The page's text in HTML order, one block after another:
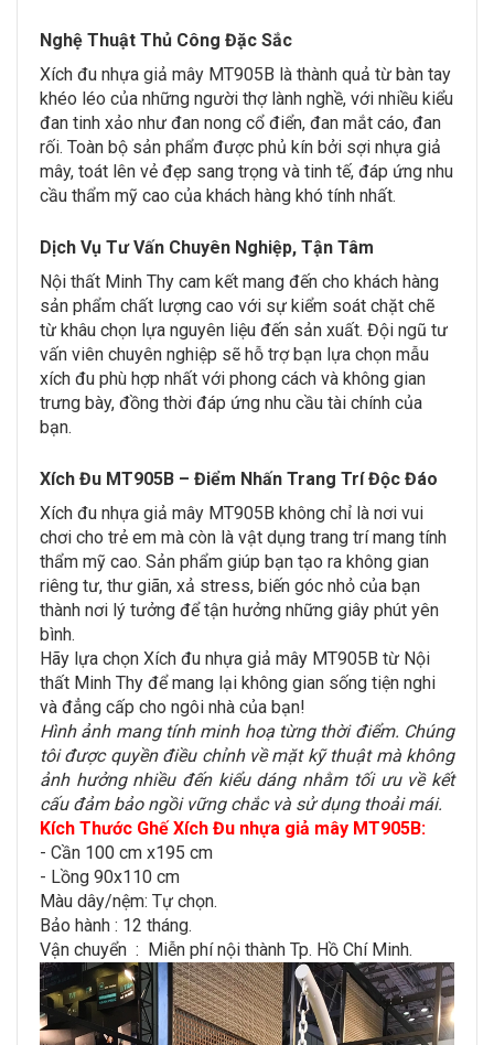
Nghệ Thuật Thủ Công Đặc Sắc
Xích đu nhựa giả mây MT905B là thành quả từ bàn tay
khéo léo của những người thợ lành nghề, với nhiều kiểu
đan tinh xảo như đan nong cổ điển, đan mắt cáo, đan
rối. Toàn bộ sản phẩm được phủ kín bởi sợi nhựa giả
mây, toát lên vẻ đẹp sang trọng và tinh tế, đáp ứng nhu
cầu thẩm mỹ cao của khách hàng khó tính nhất.
Dịch Vụ Tư Vấn Chuyên Nghiệp, Tận Tâm
Nội thất Minh Thy cam kết mang đến cho khách hàng
sản phẩm chất lượng cao với sự kiểm soát chặt chẽ
từ khâu chọn lựa nguyên liệu đến sản xuất. Đội ngũ tư
vấn viên chuyên nghiệp sẽ hỗ trợ bạn lựa chọn mẫu
xích đu phù hợp nhất với phong cách và không gian
trưng bày, đồng thời đáp ứng nhu cầu tài chính của
bạn.
Xích Đu MT905B – Điểm Nhấn Trang Trí Độc Đáo
Xích đu nhựa giả mây MT905B không chỉ là nơi vui
chơi cho trẻ em mà còn là vật dụng trang trí mang tính
thẩm mỹ cao. Sản phẩm giúp bạn tạo ra không gian
riêng tư, thư giãn, xả stress, biến góc nhỏ của bạn
thành nơi lý tưởng để tận hưởng những giây phút yên
bình.
Hãy lựa chọn Xích đu nhựa giả mây MT905B từ Nội
thất Minh Thy để mang lại không gian sống tiện nghi
và đẳng cấp cho ngôi nhà của bạn!
Hình ảnh mang tính minh hoạ từng thời điểm. Chúng
tôi được quyền điều chỉnh về mặt kỹ thuật mà không
ảnh hưởng nhiều đến kiểu dáng nhằm tối ưu về kết
cấu đảm bảo ngồi vững chắc và sử dụng thoải mái.
Kích Thước Ghế Xích Đu nhựa giả mây MT905B:
- Cần 100 cm x195 cm
- Lồng 90x110 cm
Màu dây/nệm: Tự chọn.
Bảo hành : 12 tháng.
Vận chuyển : Miễn​ p​hí nội thành​ Tp. Hồ Chí Minh.